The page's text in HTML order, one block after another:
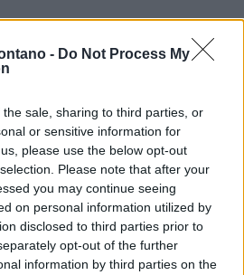
- Do Not Process My
sale, sharing to third parties, or
or sensitive information for
please use the below opt-out
Please note that after your
you may continue seeing
on personal information utilized by
disclosed to third parties prior to
opt-out of the further
information by third parties on the
a Marco Maleiro no comando do
Série B do Campeonato de Portugal.
dos adjuntos Fernando Aguiar e
será o treinador de guarda-redes.
acontecerá no próximo
do Marítimo B.